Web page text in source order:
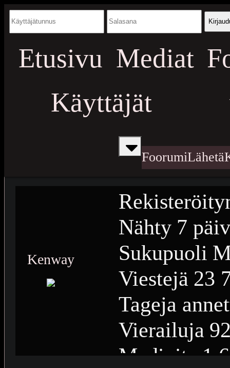
Etusivu Mediat
Käyttäjät
FoorumiLähetä
Kenway
Nähty 7
Sukupuoli
Viestejä 23
Tageja
Vierailuja
Medioita
1